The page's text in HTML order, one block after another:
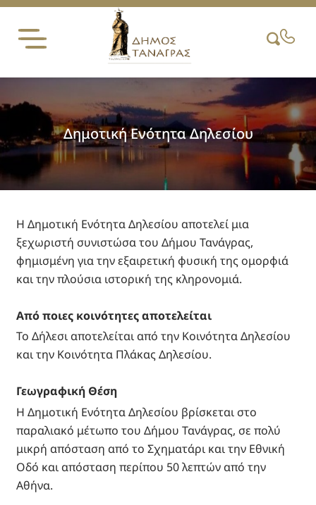
Skip
content
Δημοτική Ενότητα Δηλεσίου
Η Δημοτική Ενότητα Δηλεσίου αποτελεί μια
ξεχωριστή συνιστώσα του Δήμου Τανάγρας,
φημισμένη για την εξαιρετική φυσική της ομορφιά
και την πλούσια ιστορική της κληρονομιά.
Από ποιες κοινότητες αποτελείται
Το Δήλεσι αποτελείται από την Κοινότητα Δηλεσίου
και την Κοινότητα Πλάκας Δηλεσίου.
Γεωγραφική Θέση
Η Δημοτική Ενότητα Δηλεσίου βρίσκεται στο
παραλιακό μέτωπο του Δήμου Τανάγρας, σε πολύ
μικρή απόσταση από το Σχηματάρι και την Εθνική
Οδό και απόσταση περίπου 50 λεπτών από την
Αθήνα.